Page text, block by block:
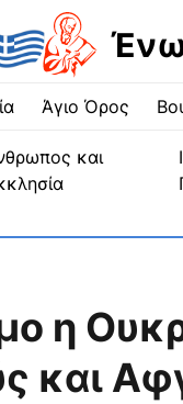
Άγιο Όρος
και
η
και